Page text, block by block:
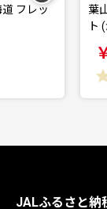
葉山ビー
ト (かぼち…
￥
JALふるさと納